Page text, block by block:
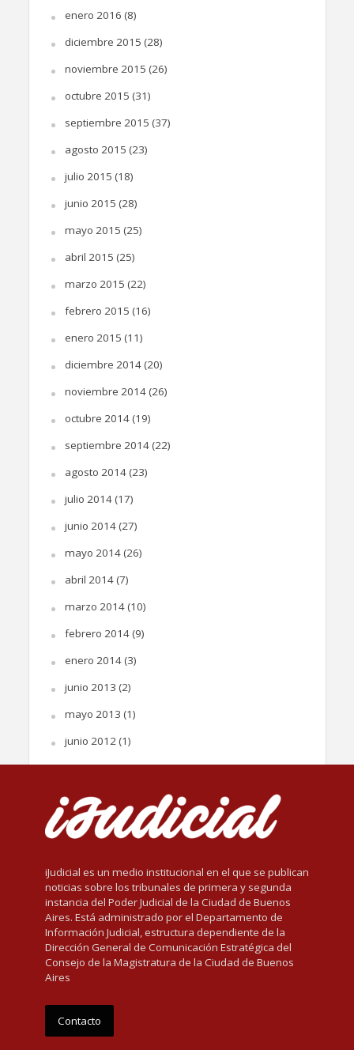
enero 2016 (8)
diciembre 2015 (28)
noviembre 2015 (26)
octubre 2015 (31)
septiembre 2015 (37)
agosto 2015 (23)
julio 2015 (18)
junio 2015 (28)
mayo 2015 (25)
abril 2015 (25)
marzo 2015 (22)
febrero 2015 (16)
enero 2015 (11)
diciembre 2014(20)
noviembre 2014(26)
octubre 2014(19)
septiembre 2014(22)
agosto 2014(23)
julio 2014(17)
junio 2014(27)
mayo 2014(26)
abril 2014(7)
marzo 2014(10)
febrero 2014(9)
enero 2014(3)
junio 2013 (2)
mayo 2013 (1)
junio 2012(1)
iJudicial es un medio institucional en el que se publican
noticias sobre los tribunales de primera y segunda
instancia del Poder Judicial de la Ciudad de Buenos
Aires. Está administrado por el Departamento de
Información Judicial, estructura dependiente de la
Dirección General de Comunicación Estratégica del
Consejo de la Magistratura de la Ciudad de Buenos
Aires
Contacto